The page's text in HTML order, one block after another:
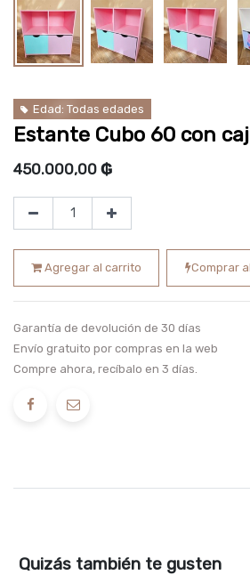
Edad: Todas edades
Estante Cubo 60 con
450.000,00 ₲
Agregar al carrito Comprar
Garantía de devolución de 30 días
Envío gratuito por compras en la web
Compre ahora, recíbalo en 3 días.
Quizás también te gusten